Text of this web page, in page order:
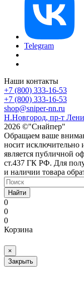
Telegram
Наши контакты
+7 (800) 333-16-53
+7 (800) 333-16-53
shop@sniper-nn.ru
Н.Новгород, пр-т
2026 ©"Снайпер"
Обращаем ваше
носит
является публичной
ст.437 ГК РФ. Для
и наличии товара
Найти
0
0
0
Корзина
×
Закрыть